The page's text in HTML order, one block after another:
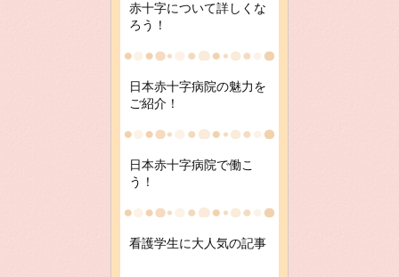
赤十字について詳しくな
ろう！
日本赤十字病院の魅力を
ご紹介！
日本赤十字病院で働こ
う！
看護学生に大人気の記事